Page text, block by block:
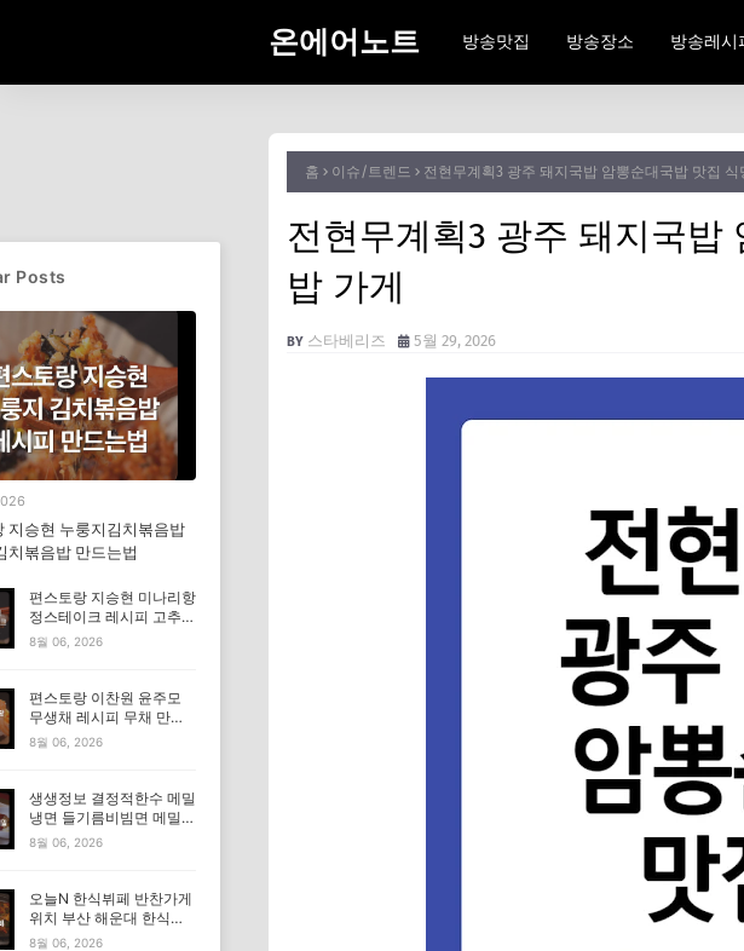
온에어노트 방송맛집 방송장소 방송레시
홈 이슈/트렌드 전현무계획3 광주 돼지국밥 암뽕순대국밥 맛집 식
전현무계획3 광주 돼지국밥
밥 가게
스타베리즈 5월 29, 2026
Posts
지승현 누룽지김치볶음밥
치볶음밥 만드는법
편스토랑 지승현 미나리항
정스테이크 레시피 고추장
마요소스 만드는법
8월 06, 2026
편스토랑 이찬원 윤주모
무생채 레시피 무채 만드
는법
8월 06, 2026
생생정보 결정적한수 메밀
냉면 들기름비빔면 메밀비
빔면 메밀면 맛집 특징·메
8월 06, 2026
오늘N 한식뷔페 반찬가게
위치 부산 해운대 한식부
페 특징·메뉴·가격 (우리동
8월 06, 2026